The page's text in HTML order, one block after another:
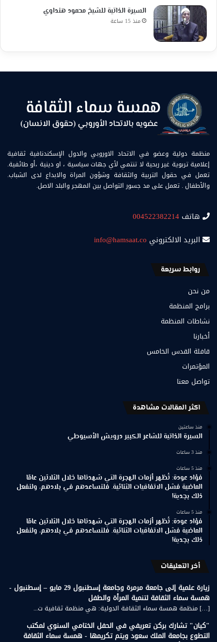
السيرة الذاتية للشيخ محمود هنداوي
منذ 15 ساعة
منظمة دولية وعضو في الاتحاد الاوروبي والدول الإسكندنافية ثقافية
إعلامية تربوية غير ربحية لا تنتمي لأي جهات سياسية ، او دينية ،أو طائفية.
تعمل في حقول التربية والثقافة وشؤون المراة والابداع لدى الشباب.
والأطفال . تعمل على مد جسور التواصل بين المهجر والبلد الاصل.
هاتف 004522382214
البريد الالكتروني info@hamsaat.co
روابط سريعة
من نحن
برامج المنظمة
نشاطات المنظمة
أخبارنا
قافلة القدس الخامس
المؤتمرات
تواصل معنا
اكثر المقالات مشاهدة
منذ ساعتين
السيرة الذاتية للشاعر الكبير درويش الأسيوطي
منذ 3 ساعات
منذ 5 ساعات
فؤاد عودة: تُظهر أزمات الهجرة التي شهدناها خلال الثلاثين عامًا
الماضية فشل الاتفاقيات الثنائية. فلنساعدهم في بلادهم، ولنفعل
ذلك بجدية!
منذ 5 ساعات
فؤاد عودة: تُظهر أزمات الهجرة التي شهدناها خلال الثلاثين عامًا
الماضية فشل الاتفاقيات الثنائية. فلنساعدهم في بلادهم، ولنفعل
ذلك بجدية!
أخر التعليقات
زيارة علمية إلى جامعة مرمرة وجامعة إسطنبول 29 مايو – إسطنبول -
همسة سماء الثقافة لتنمية المرأة والطفل
[…] منظمة همسة سماء الثقافة الدولية: هي منظمة ثقافية ت...
"كيان" تشارك بركن تعريفي في الحفل الختامي السنوي لمكتب
التطوع بجامعة الملك سعود ويتم تكريمها - همسة سماء الثقافة